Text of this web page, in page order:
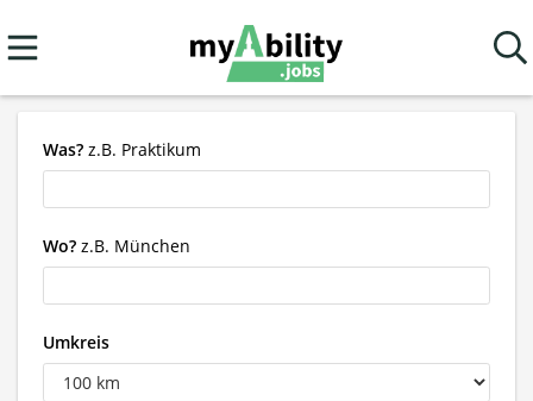
Was? z.B. Praktikum
Wo? z.B. München
Umkreis